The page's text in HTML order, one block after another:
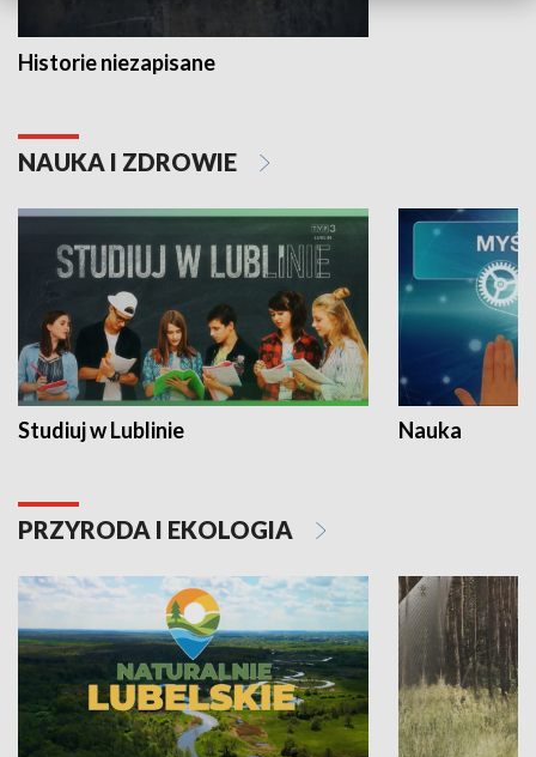
Historie niezapisane
NAUKA I ZDROWIE
Studiuj w Lublinie Nauka
PRZYRODA I EKOLOGIA